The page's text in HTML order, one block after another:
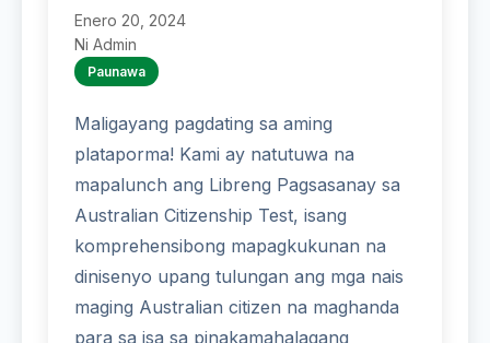
Enero 20, 2024
Ni Admin
Paunawa
Maligayang pagdating sa aming
plataporma! Kami ay natutuwa na
mapalunch ang Libreng Pagsasanay sa
Australian Citizenship Test, isang
komprehensibong mapagkukunan na
dinisenyo upang tulungan ang mga nais
maging Australian citizen na maghanda
para sa isa sa pinakamahalagang